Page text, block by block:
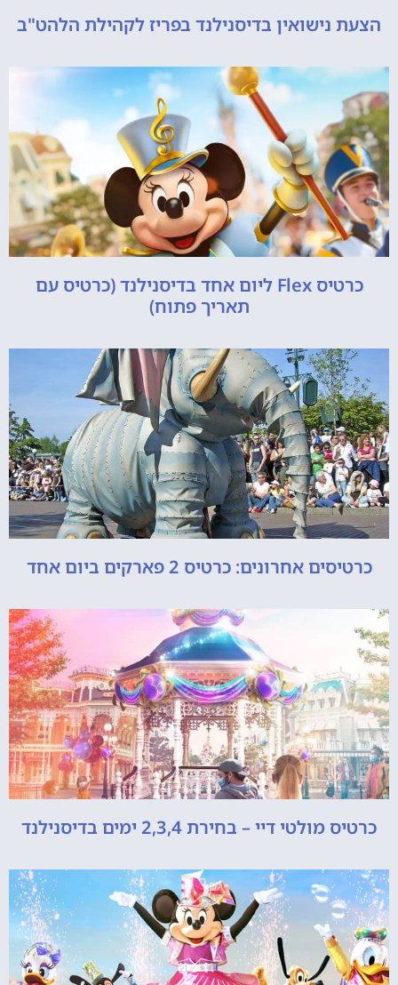
הצעת נישואין בדיסנילנד בפריז לקהילת הלהט"ב
כרטיס Flex ליום אחד בדיסנילנד (כרטיס עם
תאריך פתוח)
כרטיסים אחרונים: כרטיס 2 פארקים ביום אחד
כרטיס מולטי דיי – בחירת 2,3,4 ימים בדיסנילנד